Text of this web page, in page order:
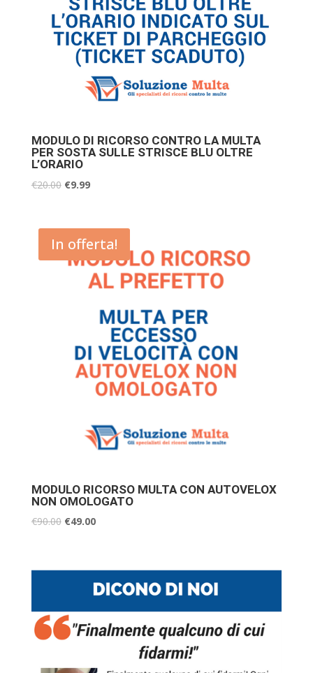
MODULO DI RICORSO CONTRO LA MULTA
PER SOSTA SULLE STRISCE BLU OLTRE
L’ORARIO
€20.00 €9.99
In offerta!
MODULO RICORSO MULTA CON AUTOVELOX
NON OMOLOGATO
€90.00 €49.00